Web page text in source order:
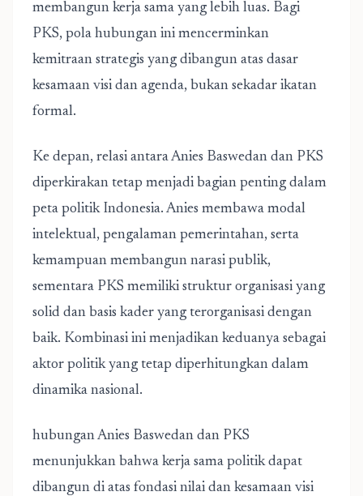
membangun kerja sama yang lebih luas. Bagi
PKS, pola hubungan ini mencerminkan
kemitraan strategis yang dibangun atas dasar
kesamaan visi dan agenda, bukan sekadar ikatan
formal.
Ke depan, relasi antara Anies Baswedan dan PKS
diperkirakan tetap menjadi bagian penting dalam
peta politik Indonesia. Anies membawa modal
intelektual, pengalaman pemerintahan, serta
kemampuan membangun narasi publik,
sementara PKS memiliki struktur organisasi yang
solid dan basis kader yang terorganisasi dengan
baik. Kombinasi ini menjadikan keduanya sebagai
aktor politik yang tetap diperhitungkan dalam
dinamika nasional.
hubungan Anies Baswedan dan PKS
menunjukkan bahwa kerja sama politik dapat
dibangun di atas fondasi nilai dan kesamaan visi